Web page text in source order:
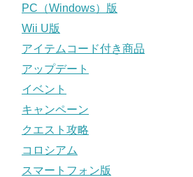
PC（Windows）版
Wii U版
アイテムコード付き商品
アップデート
イベント
キャンペーン
クエスト攻略
コロシアム
スマートフォン版